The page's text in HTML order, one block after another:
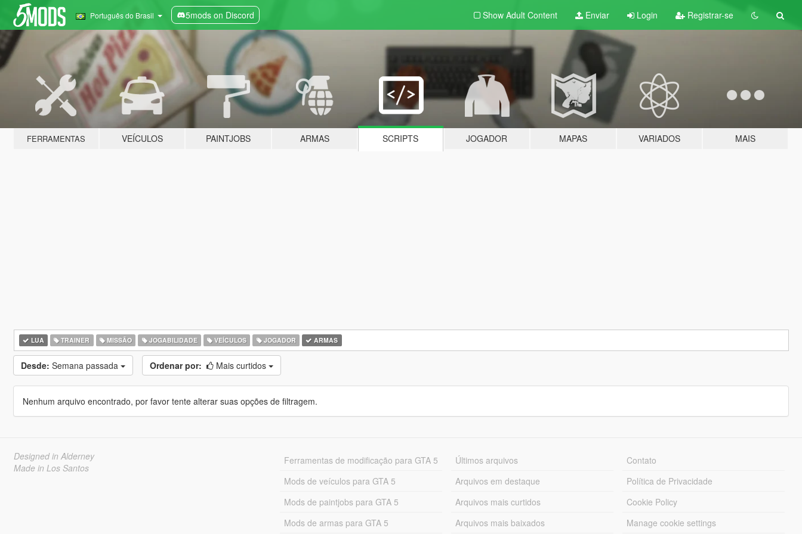
Português do Brasil 5mods on Discord Show Adult Content Enviar Login Registrar-se
FERRAMENTAS VEÍCULOS PAINTJOBS ARMAS SCRIPTS JOGADOR MAPAS VARIADOS MAIS
LUA TRAINER MISSÃO JOGABILIDADE VEÍCULOS JOGADOR ARMAS
Desde: Semana passada Ordenar por: Mais curtidos
Nenhum arquivo encontrado, por favor tente alterar suas opções de filtragem.
Designed in Alderney
Made in Los Santos
Ferramentas de modificação para GTA 5
Mods de veículos para GTA 5
Mods de paintjobs para GTA 5
Mods de armas para GTA 5
Últimos arquivos
Arquivos em destaque
Arquivos mais curtidos
Arquivos mais baixados
Contato
Política de Privacidade
Cookie Policy
Manage cookie settings